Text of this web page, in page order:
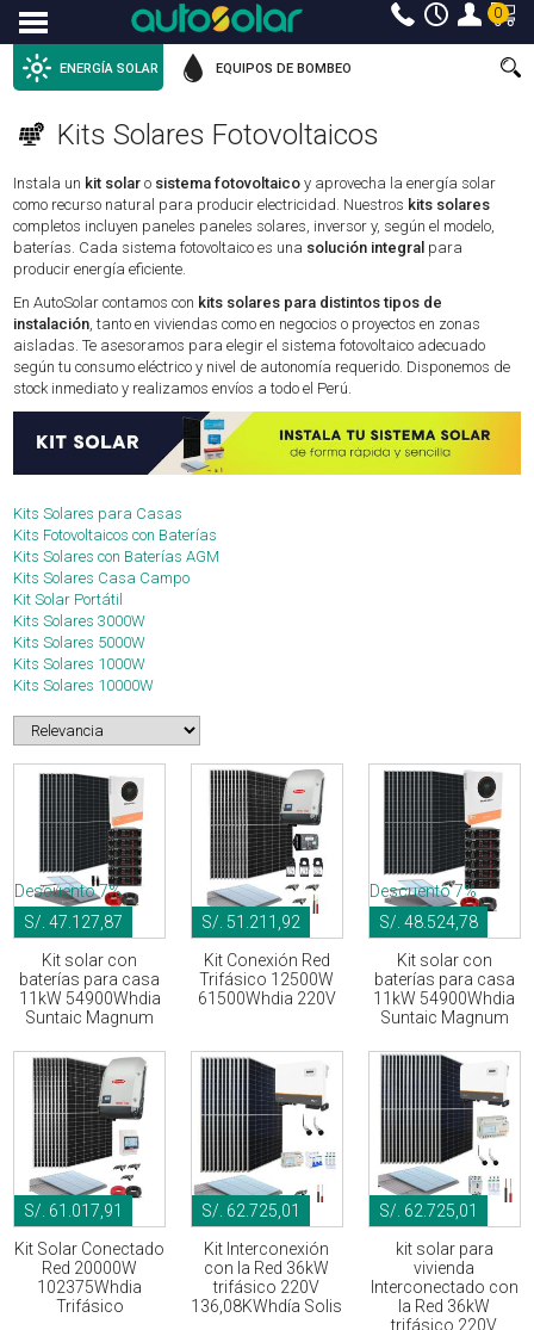
Menu 0
ENERGÍA SOLAR EQUIPOS DE BOMBEO
Kits Solares Fotovoltaicos
Instala un kit solar o sistema fotovoltaico y aprovecha la energía solar
como recurso natural para producir electricidad. Nuestros kits solares
completos incluyen paneles paneles solares, inversor y, según el modelo,
baterías. Cada sistema fotovoltaico es una solución integral para
producir energía eficiente.
En AutoSolar contamos con kits solares para distintos tipos de
instalación, tanto en viviendas como en negocios o proyectos en zonas
aisladas. Te asesoramos para elegir el sistema fotovoltaico adecuado
según tu consumo eléctrico y nivel de autonomía requerido. Disponemos de
stock inmediato y realizamos envíos a todo el Perú.
Kits Solares para Casas
Kits Fotovoltaicos con Baterías
Kits Solares con Baterías AGM
Kits Solares Casa Campo
Kit Solar Portátil
Kits Solares 3000W
Kits Solares 5000W
Kits Solares 1000W
Kits Solares 10000W
S/. 47.127,87
Descuento 7%
Kit solar con
baterías para casa
11kW 54900Whdia
Suntaic Magnum
S/. 51.211,92
Kit Conexión Red
Trifásico 12500W
61500Whdia 220V
S/. 48.524,78
Descuento 7%
Kit solar con
baterías para casa
11kW 54900Whdia
Suntaic Magnum
S/. 61.017,91
Kit Solar Conectado
Red 20000W
102375Whdia
Trifásico
S/. 62.725,01
Kit Interconexión
con la Red 36kW
trifásico 220V
136,08KWhdía Solis
S/. 62.725,01
kit solar para
vivienda
Interconectado con
la Red 36kW
trifásico 220V